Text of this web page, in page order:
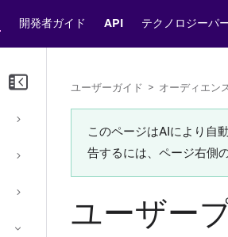
開発者ガイド API テクノロジーパ
ユーザーガイド > オーディエン
このページはAIにより自
告するには、ページ右側
ユーザー